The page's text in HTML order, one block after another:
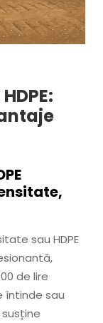
sau HDPE
de lire
întinde sau